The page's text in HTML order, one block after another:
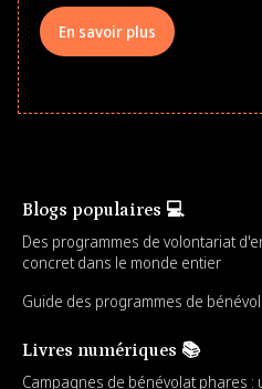
En savoir plus
Blogs populaires 💻
Des programmes de volontariat
concret dans le monde entier
Guide des programmes de
Livres numériques 📚
Campagnes de bénévolat phares